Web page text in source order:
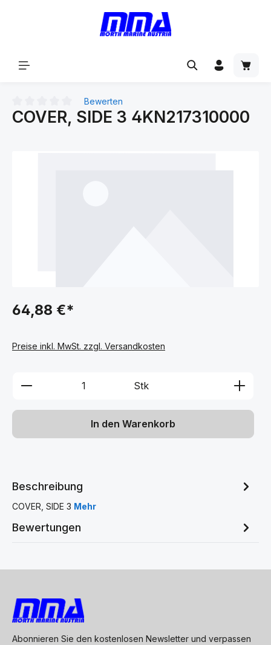
Durchschnittliche Bewertung von 0 von 5 Sternen
Bewerten
COVER, SIDE 3 4KN217310000
64,88 €*
Preise inkl. MwSt. zzgl. Versandkosten
Produkt Anzahl: Gib den
Stk
In den Warenkorb
Beschreibung
COVER, SIDE 3 Mehr
Bewertungen
Abonnieren Sie den kostenlosen Newsletter und verpassen